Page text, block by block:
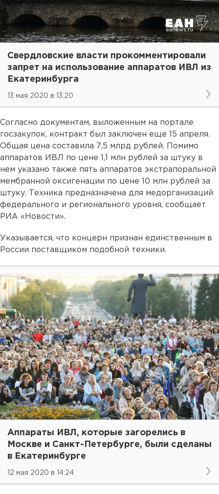
Свердловские власти прокомментировали
запрет на использование аппаратов ИВЛ из
Екатеринбурга
13 мая 2020 в 13:20
Согласно документам, выложенным на портале
госзакупок, контракт был заключен еще 15 апреля.
Общая цена составила 7,5 млрд рублей. Помимо
аппаратов ИВЛ по цене 1,1 млн рублей за штуку в
нем указано также пять аппаратов экстрапоральной
мембранной оксигенации по цене 10 млн рублей за
штуку. Техника предназначена для медорганизаций
федерального и регионального уровня, сообщает
РИА «Новости».
Указывается, что концерн признан единственным в
России поставщиком подобной техники.
Аппараты ИВЛ, которые загорелись в
Москве и Санкт-Петербурге, были сделаны
в Екатеринбурге
12 мая 2020 в 14:24